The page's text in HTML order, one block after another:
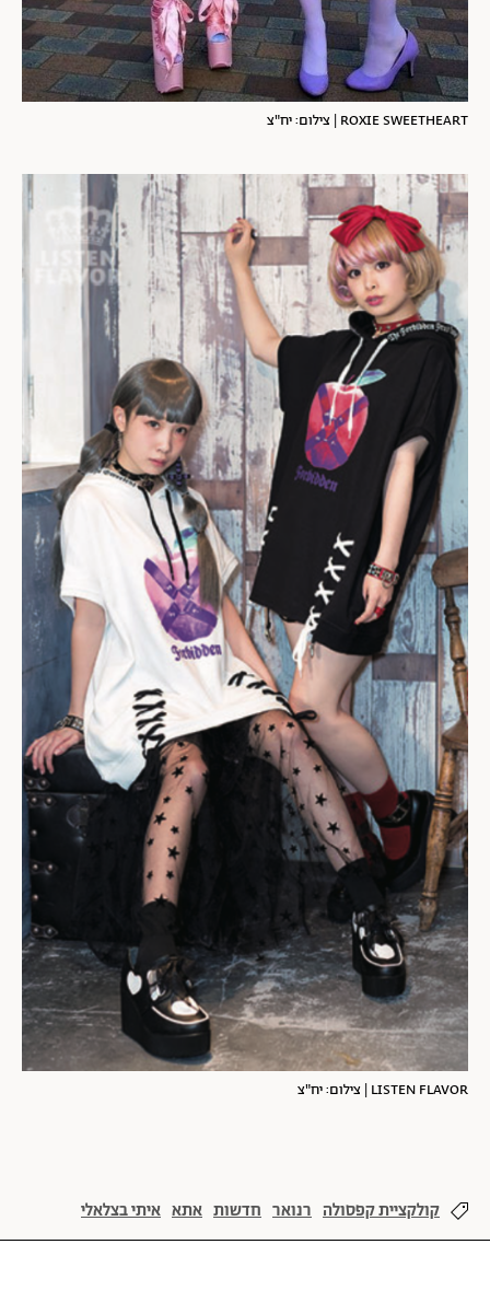
ROXIE SWEETHEART | צילום: יח"צ
LISTEN FLAVOR | צילום: יח"צ
קולקציית קפסולה רנואר חדשות אתא איתי בצלאלי
אופנה